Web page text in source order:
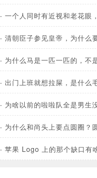
· 一个人同时有近视和老花眼
· 清朝臣子参见皇帝，为什么
· 为什么马是一匹一匹的，不
· 出门上班就想拉屎，是什么
· 为啥以前的啦啦队全是男生
· 为什么和尚头上要点圆圈？
· 苹果 Logo 上的那个缺口有